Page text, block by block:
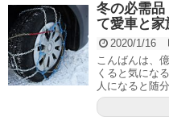
冬の必需品
て愛車と家
2020/1/16
こんばんは、
くると気にな
人になると随